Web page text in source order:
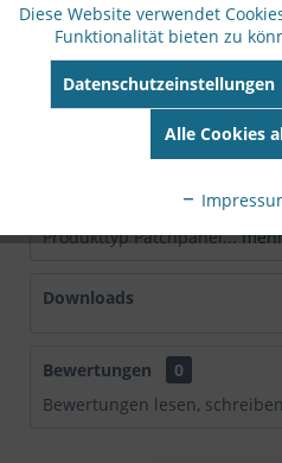
Beschreibung
8-Port Keystone Modulträger
Desktop-/
Hersteller VALUE
Produkttyp Patchpanel...
Downloads
Bewertungen
0
Bewertungen lesen,
Diese Website verwendet
Funktionalität bieten zu
Datenschutzeinstellungen
Alle Cookies